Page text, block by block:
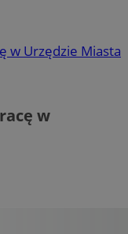
w Urzędzie Miasta
w